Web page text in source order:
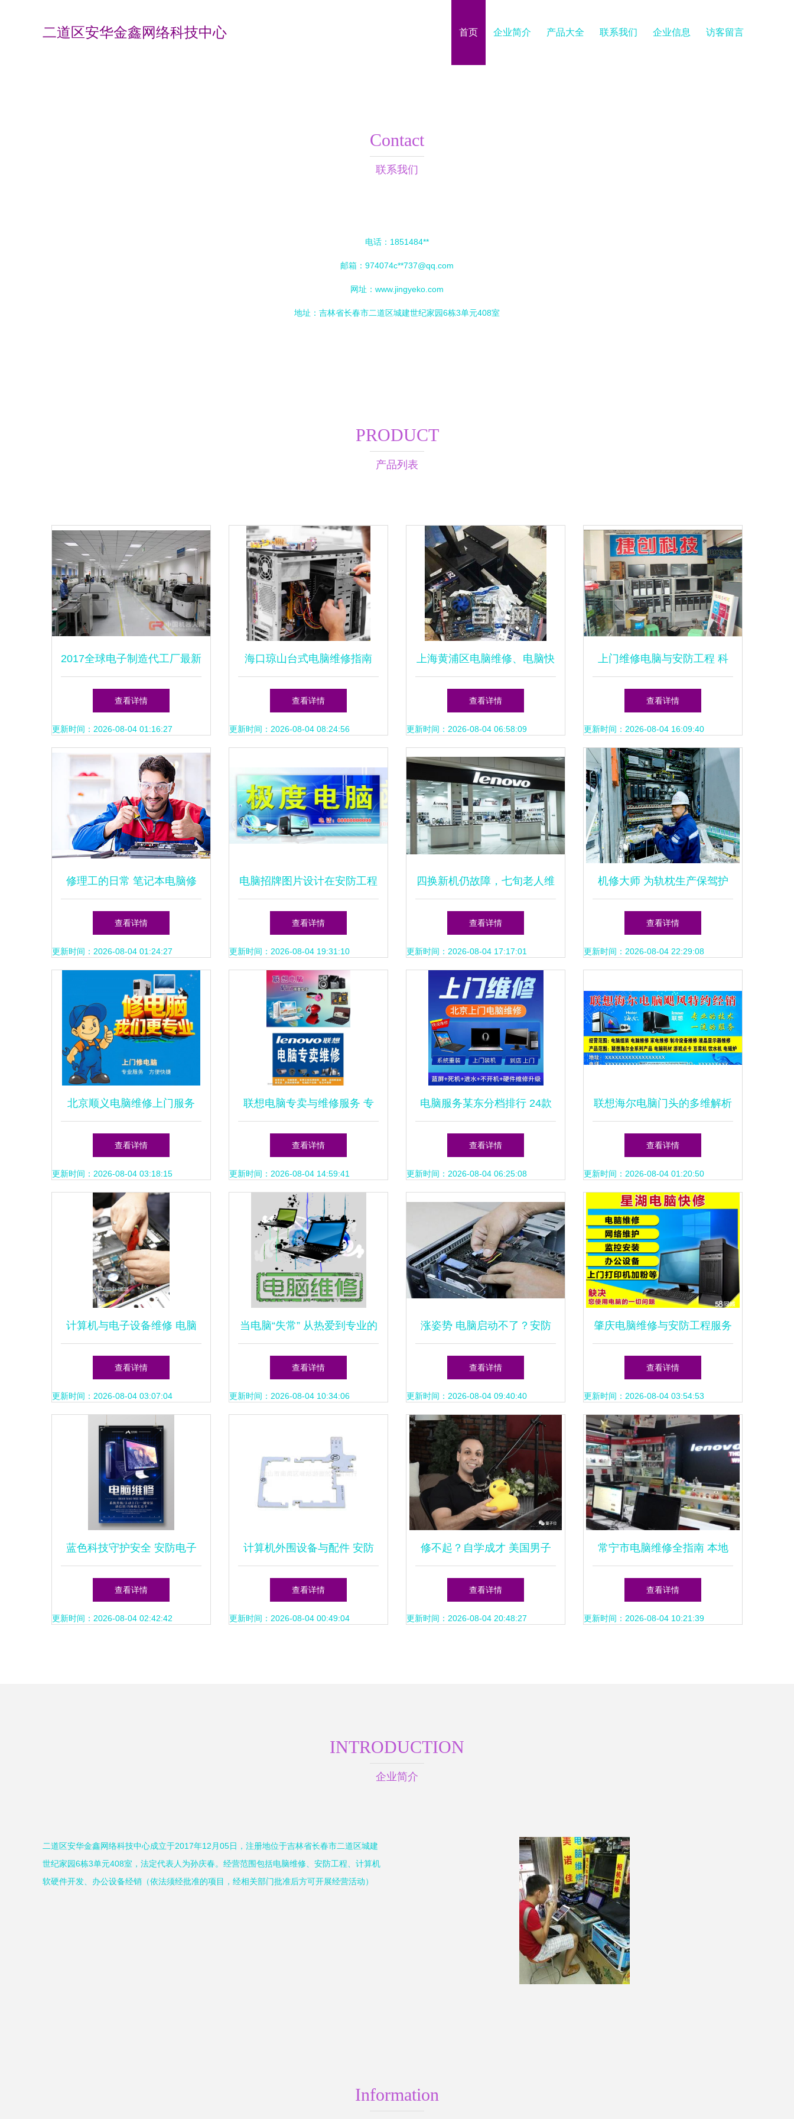
二道区安华金鑫网络科技中心 首页 企业简介 产品大全 联系我们 企业信息 访客留言
Contact
联系我们
电话：1851484**
邮箱：974074c**737@qq.com
网址： www.jingyeko.com
地址：吉林省长春市二道区城建世纪家园6栋3单元408室
PRODUCT
产品列表
2017全球电子制造代工厂最新
Top50名单 中国大陆4家上
榜，电脑维修启示录
查看详情
更新时间：2026-08-04 01:16:27
海口琼山台式电脑维修指南
诚杰电脑维修店的专业服务
查看详情
更新时间：2026-08-04 08:24:56
上海黄浦区电脑维修、电脑快
修、修不好不收费
查看详情
更新时间：2026-08-04 06:58:09
上门维修电脑与安防工程 科
技服务的双重保障
查看详情
更新时间：2026-08-04 16:09:40
修理工的日常 笔记本电脑修
理与安防工程技术支持
查看详情
更新时间：2026-08-04 01:24:27
电脑招牌图片设计在安防工程
中的应用与价值
查看详情
更新时间：2026-08-04 19:31:10
四换新机仍故障，七旬老人维
权路漫漫 联想售后引质疑
查看详情
更新时间：2026-08-04 17:17:01
机修大师 为轨枕生产保驾护
行 记线桥公司蕲春轨枕厂设
备检修班长张建江
查看详情
更新时间：2026-08-04 22:29:08
北京顺义电脑维修上门服务
贴心周到，省心更安心
查看详情
更新时间：2026-08-04 03:18:15
联想电脑专卖与维修服务 专
业图片素材展示与技术保障
查看详情
更新时间：2026-08-04 14:59:41
电脑服务某东分档排行 24款
高中低档电脑服务与维修解析
查看详情
更新时间：2026-08-04 06:25:08
联想海尔电脑门头的多维解析
一个维修师傅的日常感悟
查看详情
更新时间：2026-08-04 01:20:50
计算机与电子设备维修 电脑
维修的核心技术与实用技巧
查看详情
更新时间：2026-08-04 03:07:04
当电脑“失常” 从热爱到专业的
PS使用与维护指南
查看详情
更新时间：2026-08-04 10:34:06
涨姿势 电脑启动不了？安防
工程师教你排查故障
查看详情
更新时间：2026-08-04 09:40:40
肇庆电脑维修与安防工程服务
指南 技术赋能安全与效率
查看详情
更新时间：2026-08-04 03:54:53
蓝色科技守护安全 安防电子
与数码家电的专业维修之道
查看详情
更新时间：2026-08-04 02:42:42
计算机外围设备与配件 安防
工程的核心保障
查看详情
更新时间：2026-08-04 00:49:04
修不起？自学成才 美国男子
因苹果电脑维修费高昂，变身
百万粉丝博主
查看详情
更新时间：2026-08-04 20:48:27
常宁市电脑维修全指南 本地
生活服务与专业支持
查看详情
更新时间：2026-08-04 10:21:39
INTRODUCTION
企业简介
二道区安华金鑫网络科技中心成立于2017年12月05日，注册地位于吉林省长春市二道区城建
世纪家园6栋3单元408室，法定代表人为孙庆春。经营范围包括电脑维修、安防工程、计算机
软硬件开发、办公设备经销（依法须经批准的项目，经相关部门批准后方可开展经营活动）
Information